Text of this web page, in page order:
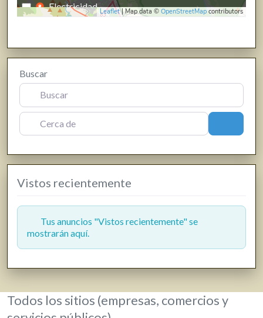
Leaflet| Map data © OpenStreetMap contributors
Electricidad
Farmacias, parafarmacias y herbolarios
Fisioterapia
Floristerías
Fotografía y producción audiovisual
Gasóleo
Gasolineras
Hostelería y restauración
Informática y telecomunicaciones
Jardinería y viveros
Librerías, papelerías e impresión digital
Buscar
Cerca de
Vistos recientemente
Tus anuncios "Vistos recientemente" se
mostrarán aquí.
Todos los sitios (empresas, comercios y